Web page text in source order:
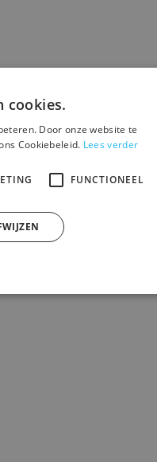
cookies.
Door onze website te
Cookiebeleid. Lees verder
FUNCTIONEEL